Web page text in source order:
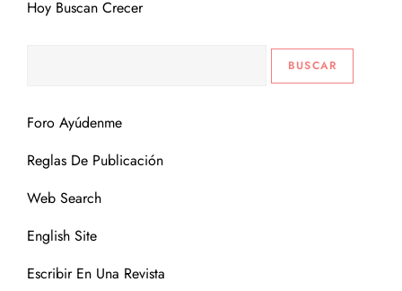
Hoy Buscan Crecer
Foro Ayúdenme
Reglas De Publicación
Web Search
English Site
Escribir En Una Revista